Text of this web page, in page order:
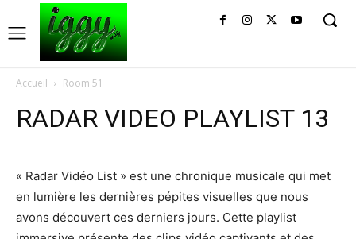
Accueil Room 51
RADAR VIDEO PLAYLIST 13
« Radar Vidéo List » est une chronique musicale qui met
en lumière les dernières pépites visuelles que nous
avons découvert ces derniers jours. Cette playlist